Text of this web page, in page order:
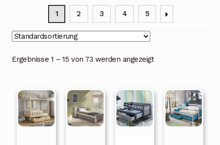
Kommode
Babyzimmer
Lattenrost
Blog
1 2 3 4 5
Ergebnisse 1 – 15 von 73 werden angezeigt